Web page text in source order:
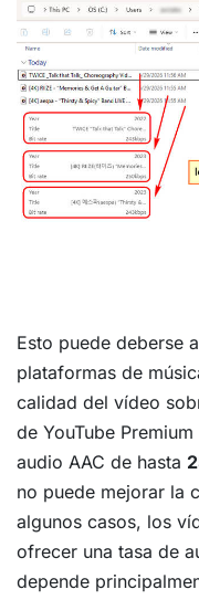
Esto puede deberse
plataformas de
calidad del vídeo
de YouTube
audio AAC de hasta
no puede mejorar la
algunos casos, los
ofrecer una tasa de
depende